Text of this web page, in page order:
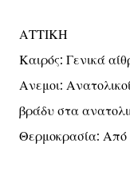
ΑΤΤΙΚΗ
Καιρός: Γενικά
Ανεμοι:
βράδυ στα
Θερμοκρασία: Από